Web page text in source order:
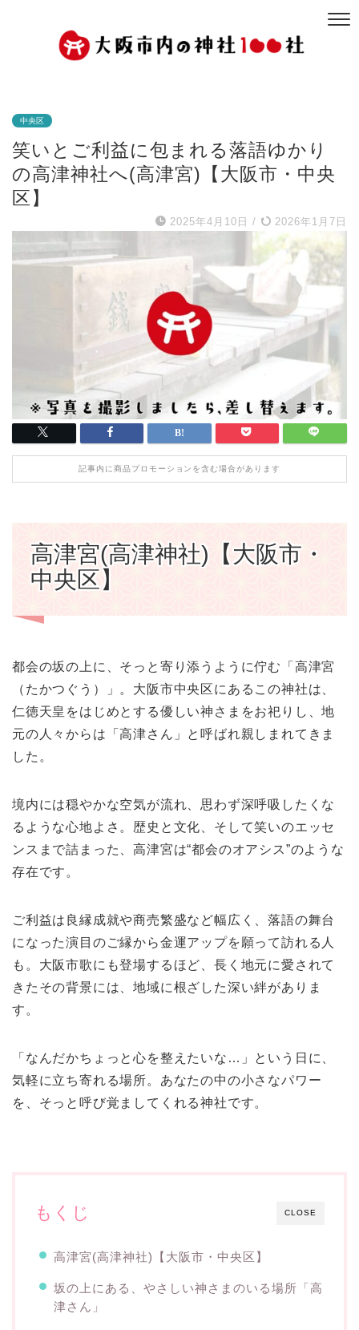
中央区
笑いとご利益に包まれる落語ゆかり
の高津神社へ(高津宮)【大阪市・中央
区】
2025年4月10日 / 2026年1月7日
記事内に商品プロモーションを含む場合があります
高津宮(高津神社)【大阪市・
中央区】
都会の坂の上に、そっと寄り添うように佇む「高津宮
（たかつぐう）」。大阪市中央区にあるこの神社は、
仁徳天皇をはじめとする優しい神さまをお祀りし、地
元の人々からは「高津さん」と呼ばれ親しまれてきま
した。
境内には穏やかな空気が流れ、思わず深呼吸したくな
るような心地よさ。歴史と文化、そして笑いのエッセ
ンスまで詰まった、高津宮は“都会のオアシス”のような
存在です。
ご利益は良縁成就や商売繁盛など幅広く、落語の舞台
になった演目のご縁から金運アップを願って訪れる人
も。大阪市歌にも登場するほど、長く地元に愛されて
きたその背景には、地域に根ざした深い絆がありま
す。
「なんだかちょっと心を整えたいな…」という日に、
気軽に立ち寄れる場所。あなたの中の小さなパワー
を、そっと呼び覚ましてくれる神社です。
CLOSE
もくじ
高津宮(高津神社)【大阪市・中央区】
坂の上にある、やさしい神さまのいる場所「高
津さん」